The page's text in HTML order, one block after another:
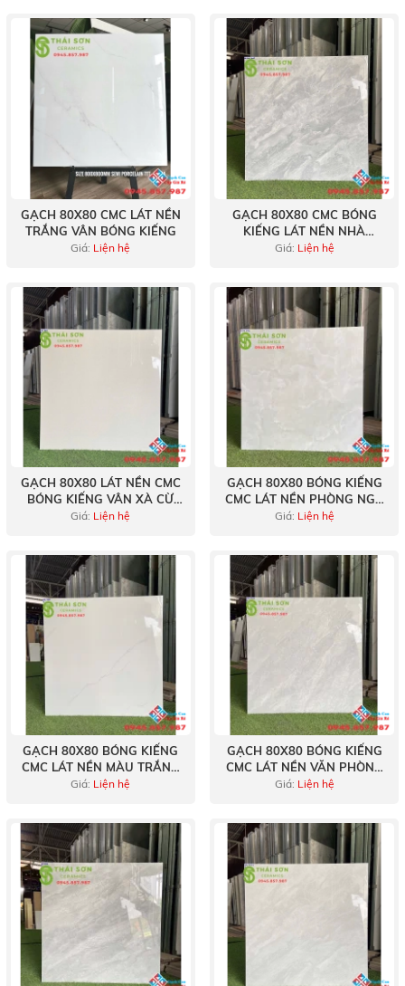
GẠCH 80X80 CMC LÁT NỀN
TRẮNG VÂN BÓNG KIẾNG
Giá: Liện hệ
GẠCH 80X80 CMC BÓNG
KIẾNG LÁT NỀN NHÀ
CHUNG CƯ ĐẸP
Giá: Liện hệ
GẠCH 80X80 LÁT NỀN CMC
BÓNG KIẾNG VÂN XÀ CỪ
VÀNG
Giá: Liện hệ
GẠCH 80X80 BÓNG KIẾNG
CMC LÁT NỀN PHÒNG NGỦ
MÀU XANH
Giá: Liện hệ
GẠCH 80X80 BÓNG KIẾNG
CMC LÁT NỀN MÀU TRẮNG
VÂN MÂY
Giá: Liện hệ
GẠCH 80X80 BÓNG KIẾNG
CMC LÁT NỀN VĂN PHÒNG
ĐẸP
Giá: Liện hệ